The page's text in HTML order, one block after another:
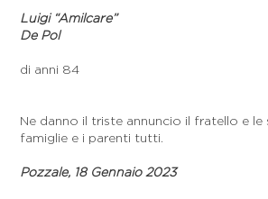
Luigi “Amilcare”
De Pol
di anni 84
Ne danno il triste annuncio il fratello e le
famiglie e i parenti tutti.
Pozzale, 18 Gennaio 2023